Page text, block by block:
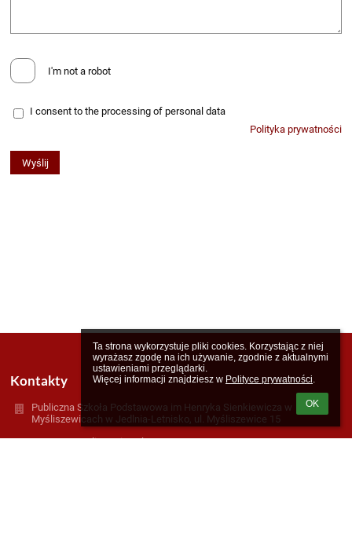
Ta strona wykorzystuje pliki cookies. Korzystając z niej
wyrażasz zgodę na ich używanie, zgodnie z aktualnymi
ustawieniami przeglądarki.
Więcej informacji znajdziesz w Polityce prywatności.
OK
I'm not a robot
I consent to the processing of personal data
Polityka prywatności
Kontakty
Publiczna Szkoła Podstawowa im Henryka Sienkiewicza w
Myśliszewicach w Jedlnia-Letnisko, ul. Myśliszewice 15
zso@pspmysliszewice.pl